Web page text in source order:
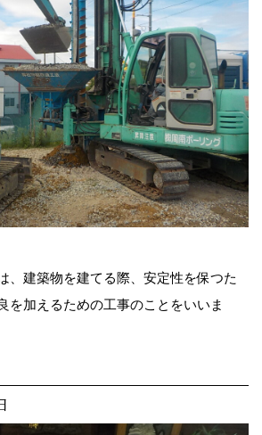
、建築物を建てる際、安定性を保つた
を加えるための工事のことをいいま